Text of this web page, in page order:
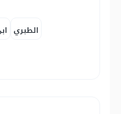
الطبري